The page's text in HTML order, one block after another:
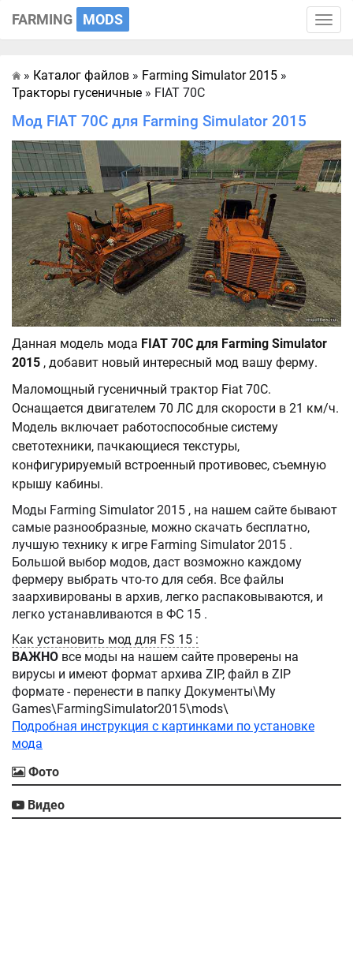
Toggle
FARMING MODS
Главная
» Каталог файлов » Farming Simulator 2015 »
Тракторы гусеничные » FIAT 70C
Мод FIAT 70C для Farming Simulator 2015
Данная модель мода FIAT 70C для Farming Simulator
2015 , добавит новый интересный мод вашу ферму.
Маломощный гусеничный трактор Fiat 70C.
Оснащается двигателем 70 ЛС для скорости в 21 км/ч.
Модель включает работоспособные систему
светотехники, пачкающиеся текстуры,
конфигурируемый встроенный противовес, съемную
крышу кабины.
Моды Farming Simulator 2015 , на нашем сайте бывают
самые разнообразные, можно скачать бесплатно,
лучшую технику к игре Farming Simulator 2015 .
Большой выбор модов, даст возможно каждому
фермеру выбрать что-то для себя. Все файлы
заархивированы в архив, легко распаковываются, и
легко устанавливаются в ФС 15 .
Как установить мод для FS 15 :
ВАЖНО все моды на нашем сайте проверены на
вирусы и имеют формат архива ZIP, файл в ZIP
формате - перенести в папку Документы\My
Games\FarmingSimulator2015\mods\
Подробная инструкция с картинками по установке
мода
Фото
Видео